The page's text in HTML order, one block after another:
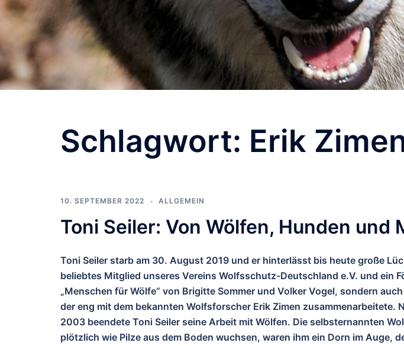
Schlagwort: Erik
10. SEPTEMBER 2022 ALLGEMEIN
Toni Seiler: Von Wölfen, Hunden und
Toni Seiler starb am 30. August 2019 und er hinterlässt bis heute große
beliebtes Mitglied unseres Vereins Wolfsschutz-Deutschland e.V. und ein
„Menschen für Wölfe“ von Brigitte Sommer und Volker Vogel, sondern
der eng mit dem bekannten Wolfsforscher Erik Zimen zusammenarbeitete.
2003 beendete Toni Seiler seine Arbeit mit Wölfen. Die selbsternannten
plötzlich wie Pilze aus dem Boden wuchsen, waren ihm ein Dorn im Auge,